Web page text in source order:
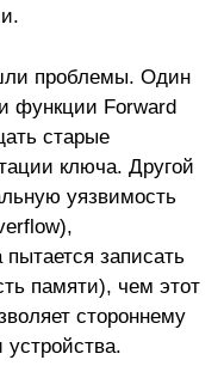
проблемы. Один
функции Forward
старые
ключа. Другой
уязвимость
записать
памяти), чем этот
стороннему